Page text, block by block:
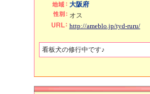
大阪府
オス
http://ameblo.jp/tyd-ruru/
看板犬の修行中です♪